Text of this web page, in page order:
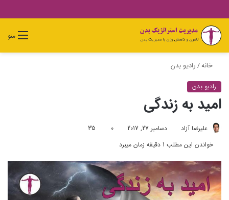
منوجستجو
برایپوسته
سبد
خانه/رادیو بدن
رادیو بدن
امید به زندگی
علیرضا آزاد دسامبر 27, 2017 0
35
خواندن این مطلب 1 دقیقه زمان میبرد